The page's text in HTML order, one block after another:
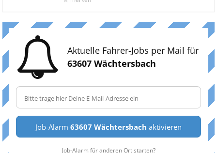
Aktuelle Fahrer-Jobs per Mail für
63607 Wächtersbach
Job-Alarm 63607 Wächtersbach aktivieren
Job-Alarm für anderen Ort starten?